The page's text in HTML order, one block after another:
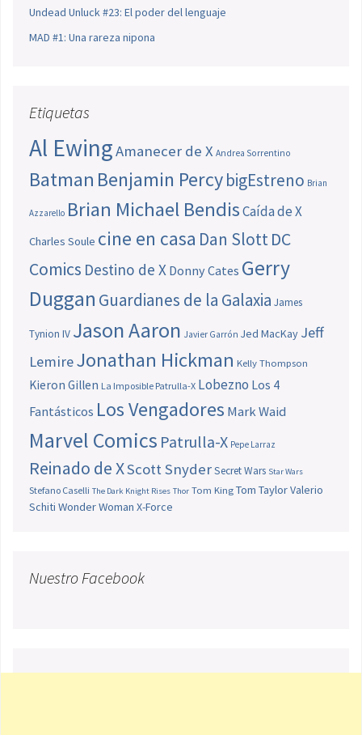
Undead Unluck #23: El poder del lenguaje
MAD #1: Una rareza nipona
Etiquetas
Al EwingAmanecer de X Andrea Sorrentino
Batman Benjamin PercybigEstreno Brian
Azzarello Brian Michael BendisCaída de X
Charles Soule cine en casa Dan SlottDC
Comics Destino de X Donny Cates Gerry
Duggan Guardianes de la Galaxia James
Tynion IV Jason Aaron Javier Garrón Jed MacKay Jeff
LemireJonathan Hickman Kelly Thompson
Kieron Gillen La Imposible Patrulla-X Lobezno Los 4
Fantásticos Los Vengadores Mark Waid
Marvel Comics Patrulla-X Pepe Larraz
Reinado de XScott SnyderSecret Wars Star Wars
Stefano Caselli The Dark Knight Rises Thor Tom King Tom TaylorValerio
Schiti Wonder Woman X-Force
Nuestro Facebook